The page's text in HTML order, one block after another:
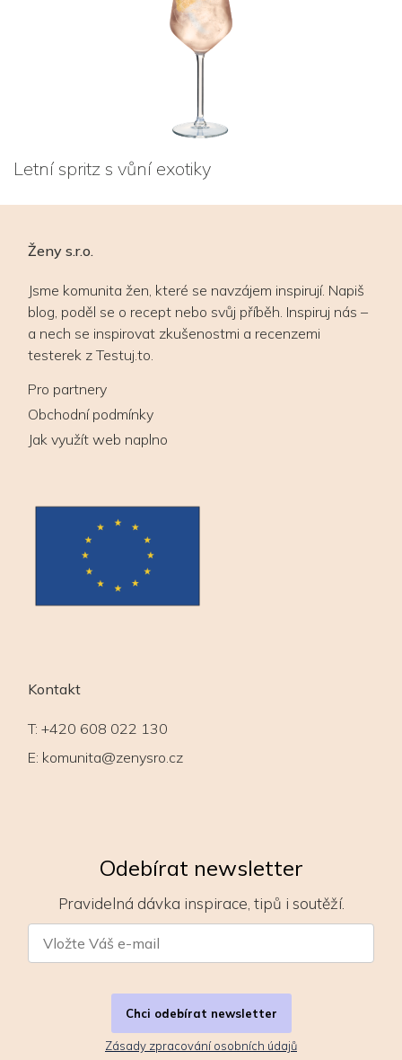
Letní spritz s vůní exotiky
Ženy s.r.o.
Jsme komunita žen, které se navzájem inspirují. Napiš
blog, poděl se o recept nebo svůj příběh. Inspiruj nás –
a nech se inspirovat zkušenostmi a recenzemi
testerek z Testuj.to.
Pro partnery
Obchodní podmínky
Jak využít web naplno
Kontakt
T: +420 608 022 130
E: komunita@zenysro.cz
Odebírat newsletter
Pravidelná dávka inspirace, tipů i soutěží.
Chci odebírat newsletter
Zásady zpracování osobních údajů